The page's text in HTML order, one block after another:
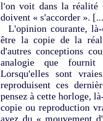
l'on voit dans la réalité
doivent « s'accorder ».
L'opinion courante,
être la copie de la
d'autres conceptions
analogie que
Lorsqu'elles sont
reproduisent ces
pensez à cette horloge,
copie ou reproduction
avez du « mouvement